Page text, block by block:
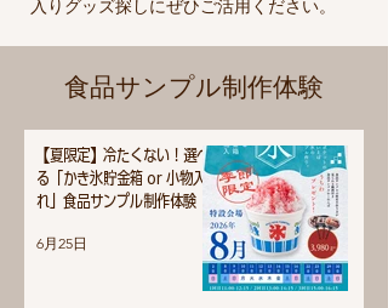
入りグッズ探しにぜひご活用ください。
食品サンプル制作体験
【夏限定】冷たくない！選べ
る「かき氷貯金箱 or 小物入
れ」食品サンプル制作体験
6月25日